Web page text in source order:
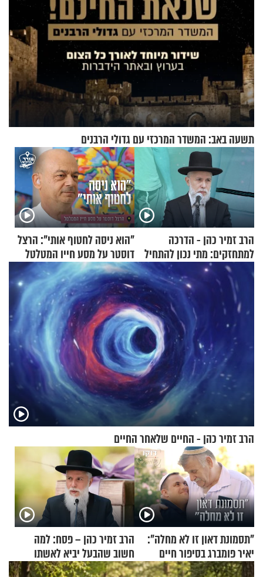
תשעה באב: המשדר המרכזי עם גדולי הרבנים
הרב זמיר כהן - הדרכה
למתחזקים: מתי נכון להתחיל
עם לבישת הציצית?
"הוא ניסה לחטוף אותי": הרצל
דוסטר על מסע חייו המטלטל
הרב זמיר כהן - החיים שלאחר החיים
"תסמונת דאון זו לא מחלה":
יאיר פומברג בסיפור חיים
מעורר השראה
הרב זמיר כהן – פסח: למה
חשוב שהבעל יביא לאשתו
מתנה לחג?